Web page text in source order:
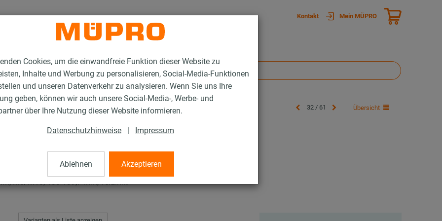
Cookies, um die einwandfreie Funktion dieser Website zu
Inhalte und Werbung zu personalisieren, Social-Media-Funktionen
und unseren Datenverkehr zu analysieren. Wenn Sie uns Ihre
geben, können wir auch unsere Social-Media-, Werbe- und
über Ihre Nutzung dieser Website informieren.
Datenschutzhinweise | Impressum
Ablehnen Akzeptieren
Kontakt Mein MÜPRO
Typ H, M, T 32 / 61 Übersicht
M, T
M8/M10, 133-139,7 mm, verzinkt